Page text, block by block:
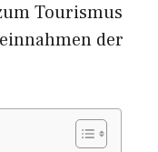
Tourismus
der